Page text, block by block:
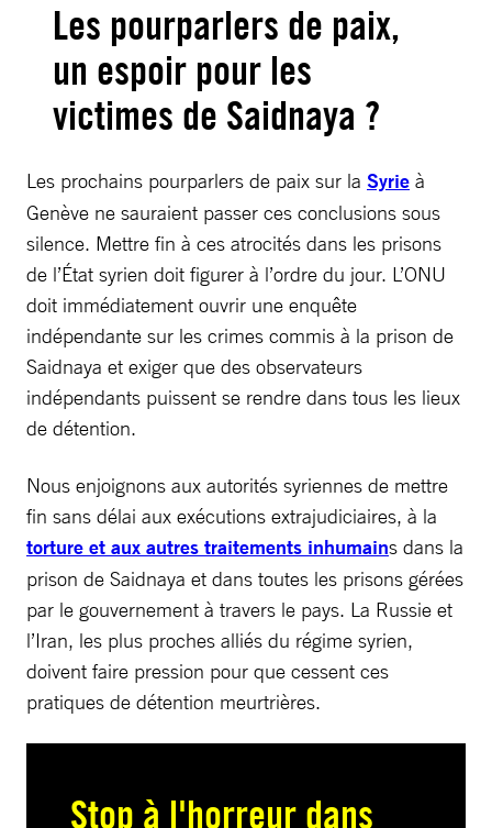
Les pourparlers de paix,
un espoir pour les
victimes de Saidnaya ?
Les prochains pourparlers de paix sur la Syrie à
Genève ne sauraient passer ces conclusions sous
silence. Mettre fin à ces atrocités dans les prisons
de l’État syrien doit figurer à l’ordre du jour. L’ONU
doit immédiatement ouvrir une enquête
indépendante sur les crimes commis à la prison de
Saidnaya et exiger que des observateurs
indépendants puissent se rendre dans tous les lieux
de détention.
Nous enjoignons aux autorités syriennes de mettre
fin sans délai aux exécutions extrajudiciaires, à la
torture et aux autres traitements inhumains dans la
prison de Saidnaya et dans toutes les prisons gérées
par le gouvernement à travers le pays. La Russie et
l’Iran, les plus proches alliés du régime syrien,
doivent faire pression pour que cessent ces
pratiques de détention meurtrières.
Stop à l'horreur dans